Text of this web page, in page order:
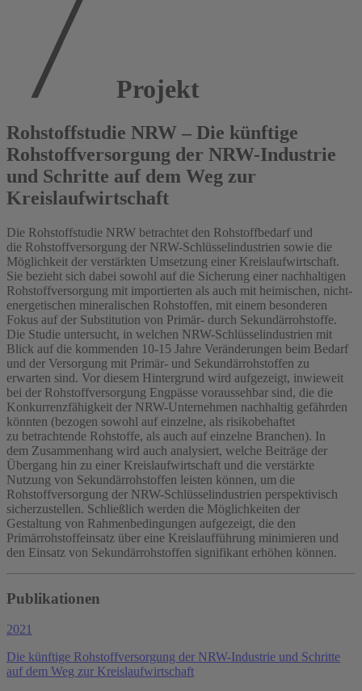
Projekt
Rohstoffstudie NRW – Die künftige
Rohstoffversorgung der NRW-Industrie
und Schritte auf dem Weg zur
Kreislaufwirtschaft
Die Rohstoffstudie NRW betrachtet den Rohstoffbedarf und
die Rohstoffversorgung der NRW-Schlüsselindustrien sowie die
Möglichkeit der verstärkten Umsetzung einer Kreislaufwirtschaft.
Sie bezieht sich dabei sowohl auf die Sicherung einer nachhaltigen
Rohstoffversorgung mit importierten als auch mit heimischen, nicht-
energetischen mineralischen Rohstoffen, mit einem besonderen
Fokus auf der Substitution von Primär- durch Sekundärrohstoffe.
Die Studie untersucht, in welchen NRW-Schlüsselindustrien mit
Blick auf die kommenden 10-15 Jahre Veränderungen beim Bedarf
und der Versorgung mit Primär- und Sekundärrohstoffen zu
erwarten sind. Vor diesem Hintergrund wird aufgezeigt, inwieweit
bei der Rohstoffversorgung Engpässe voraussehbar sind, die die
Konkurrenzfähigkeit der NRW-Unternehmen nachhaltig gefährden
könnten (bezogen sowohl auf einzelne, als risikobehaftet
zu betrachtende Rohstoffe, als auch auf einzelne Branchen). In
dem Zusammenhang wird auch analysiert, welche Beiträge der
Übergang hin zu einer Kreislaufwirtschaft und die verstärkte
Nutzung von Sekundärrohstoffen leisten können, um die
Rohstoffversorgung der NRW-Schlüsselindustrien perspektivisch
sicherzustellen. Schließlich werden die Möglichkeiten der
Gestaltung von Rahmenbedingungen aufgezeigt, die den
Primärrohstoffeinsatz über eine Kreislaufführung minimieren und
den Einsatz von Sekundärrohstoffen signifikant erhöhen können.
Publikationen
2021
Die künftige Rohstoffversorgung der NRW-Industrie und Schritte
auf dem Weg zur Kreislaufwirtschaft